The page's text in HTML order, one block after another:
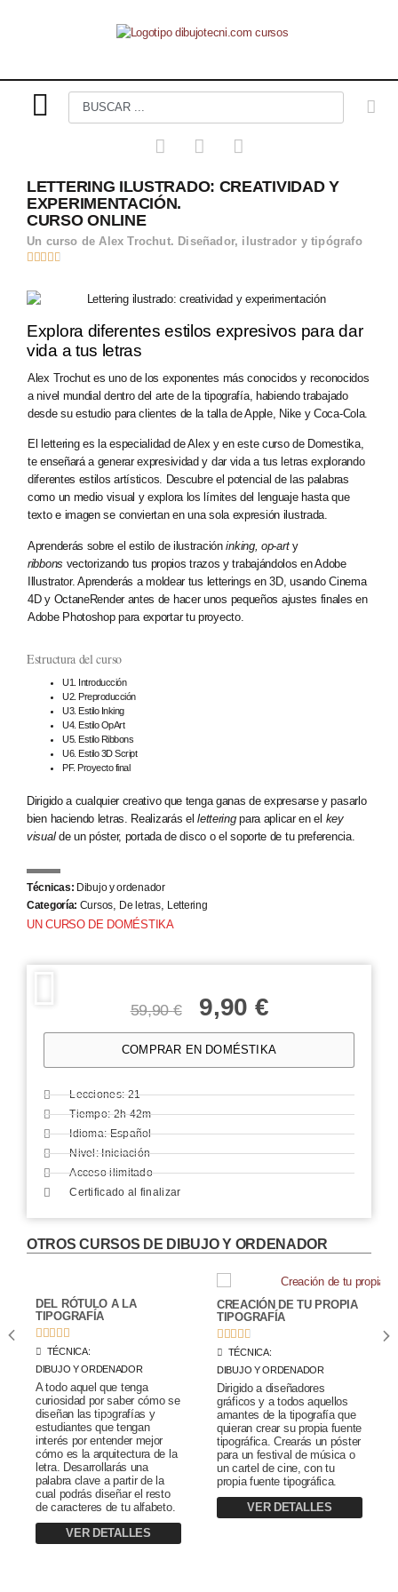
LETTERING ILUSTRADO: CREATIVIDAD Y
EXPERIMENTACIÓN.
CURSO ONLINE
Un curso de Alex Trochut. Diseñador, ilustrador y tipógrafo
    
Explora diferentes estilos expresivos para dar
vida a tus letras
Alex Trochut es uno de los exponentes más conocidos y reconocidos
a nivel mundial dentro del arte de la tipografía, habiendo trabajado
desde su estudio para clientes de la talla de Apple, Nike y Coca-Cola.
El lettering es la especialidad de Alex y en este curso de Domestika,
te enseñará a generar expresividad y dar vida a tus letras explorando
diferentes estilos artísticos. Descubre el potencial de las palabras
como un medio visual y explora los límites del lenguaje hasta que
texto e imagen se conviertan en una sola expresión ilustrada.
Aprenderás sobre el estilo de ilustracióninking, op-art y
ribbons vectorizando tus propios trazos y trabajándolos en Adobe
Illustrator. Aprenderás a moldear tus letterings en 3D, usando Cinema
4D y OctaneRender antes de hacer unos pequeños ajustes finales en
Adobe Photoshop para exportar tu proyecto.
Estructura del curso
U1. Introducción
U2. Preproducción
U3. Estilo Inking
U4. Estilo OpArt
U5. Estilo Ribbons
U6. Estilo 3D Script
PF. Proyecto final
Dirigido a cualquier creativo que tenga ganas de expresarse y pasarlo
bien haciendo letras. Realizarás elletteringpara aplicar en el key
visualde un póster, portada de disco o el soporte de tu preferencia.
Técnicas: Dibujo y ordenador
Categoría: Cursos, De letras, Lettering
UN CURSO DE DOMÉSTIKA
59,90€ 9,90 €
COMPRAR EN DOMÉSTIKA
Lecciones: 21
Tiempo: 2h 42m
Idioma: Español
Nivel: Iniciación
Acceso ilimitado
Certificado al finalizar
OTROS CURSOS DE DIBUJO Y ORDENADOR
DEL RÓTULO A LA
TIPOGRAFÍA
    
TÉCNICA:
DIBUJO Y ORDENADOR
A todo aquel que tenga
curiosidad por saber cómo se
diseñan las tipografías y
estudiantes que tengan
interés por entender mejor
cómo es la arquitectura de la
letra. Desarrollarás una
palabra clave a partir de la
cual podrás diseñar el resto
de caracteres de tu alfabeto.
VER DETALLES
CREACIÓN DE TU PROPIA
TIPOGRAFÍA

TÉCNICA:
DIBUJO Y ORDENADOR
Dirigido a diseñadores
gráficos y a todos aquellos
amantes de la tipografía que
quieran crear su propia fuente
tipográfica. Crearás un póster
para un festival de música o
un cartel de cine, con tu
propia fuente tipográfica.
VER DETALLES